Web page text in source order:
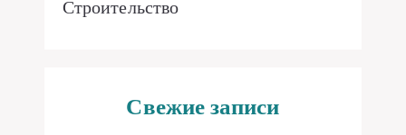
Строительство
Свежие записи